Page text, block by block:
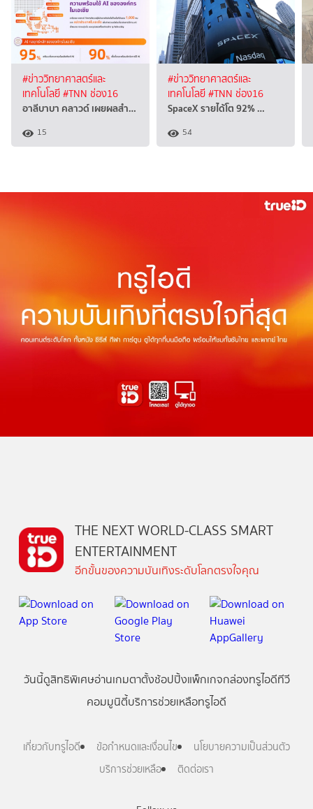
#ข่าววิทยาศาสตร์และ
เทคโนโลยี#TNN ช่อง16
อาลีบาบา คลาวด์ เผยผลสำ…
15
#ข่าววิทยาศาสตร์และ
เทคโนโลยี#TNN ช่อง16
SpaceX รายได้โต 92% …
54
THE NEXT WORLD-CLASS SMART
ENTERTAINMENT
อีกขั้นของความบันเทิงระดับโลกตรงใจคุณ
วันนี้ดูสิทธิพิเศษอ่านเกมตาตั้งช้อปปิ้งแพ็กเกจกล่องทรูไอดีทีวี
คอมมูนิตี้บริการช่วยเหลือทรูไอดี
เกี่ยวกับทรูไอดี ข้อกำหนดและเงื่อนไข
นโยบายความเป็นส่วนตัว
บริการช่วยเหลือ
ติดต่อเรา